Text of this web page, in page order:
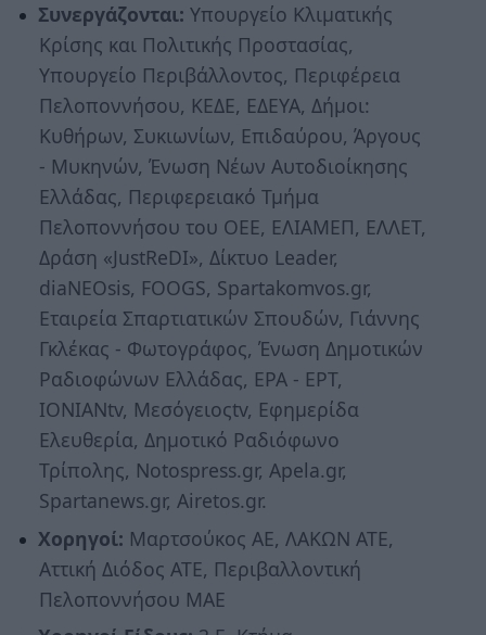
Συνεργάζονται: Υπουργείο Κλιματικής
Κρίσης και Πολιτικής Προστασίας,
Υπουργείο Περιβάλλοντος, Περιφέρεια
Πελοποννήσου, ΚΕΔΕ, ΕΔΕΥΑ, Δήμοι:
Κυθήρων, Συκιωνίων, Επιδαύρου, Άργους
- Μυκηνών, Ένωση Νέων Αυτοδιοίκησης
Ελλάδας, Περιφερειακό Τμήμα
Πελοποννήσου του ΟΕΕ, ΕΛΙΑΜΕΠ, ΕΛΛΕΤ,
Δράση «JustReDI», Δίκτυο Leader,
diaΝΕΟsis, FOOGS, Spartakomvos.gr,
Eταιρεία Σπαρτιατικών Σπουδών, Γιάννης
Γκλέκας - Φωτογράφος, Ένωση Δημοτικών
Ραδιοφώνων Ελλάδας, ΕΡΑ - ΕΡΤ,
ΙΟΝΙΑΝtv, Μεσόγειοςtv, Eφημερίδα
Ελευθερία, Δημοτικό Ραδιόφωνο
Τρίπολης, Notospress.gr, Apela.gr,
Spartanews.gr, Airetos.gr.
Χορηγοί: Μαρτσούκος ΑΕ, ΛΑΚΩΝ ΑΤΕ,
Αττική Διόδος ΑΤΕ, Περιβαλλοντική
Πελοποννήσου ΜΑΕ